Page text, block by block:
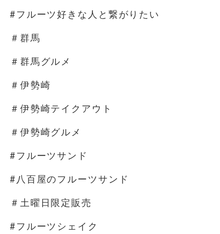
#フルーツ好きな人と繋がりたい
＃群馬
＃群馬グルメ
＃伊勢崎
＃伊勢崎テイクアウト
＃伊勢崎グルメ
#フルーツサンド
#八百屋のフルーツサンド
＃土曜日限定販売
#フルーツシェイク